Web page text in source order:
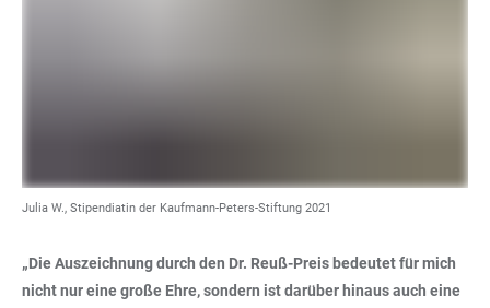
Julia W., Stipendiatin der Kaufmann-Peters-Stiftung 2021
„Die Auszeichnung durch den Dr. Reuß-Preis bedeutet für mich
nicht nur eine große Ehre, sondern ist darüber hinaus auch eine